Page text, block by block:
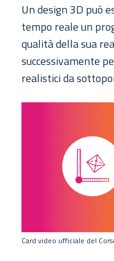
Un design 3D può
tempo reale un
qualità della sua
successivamente
realistici da
Card video ufficiale del